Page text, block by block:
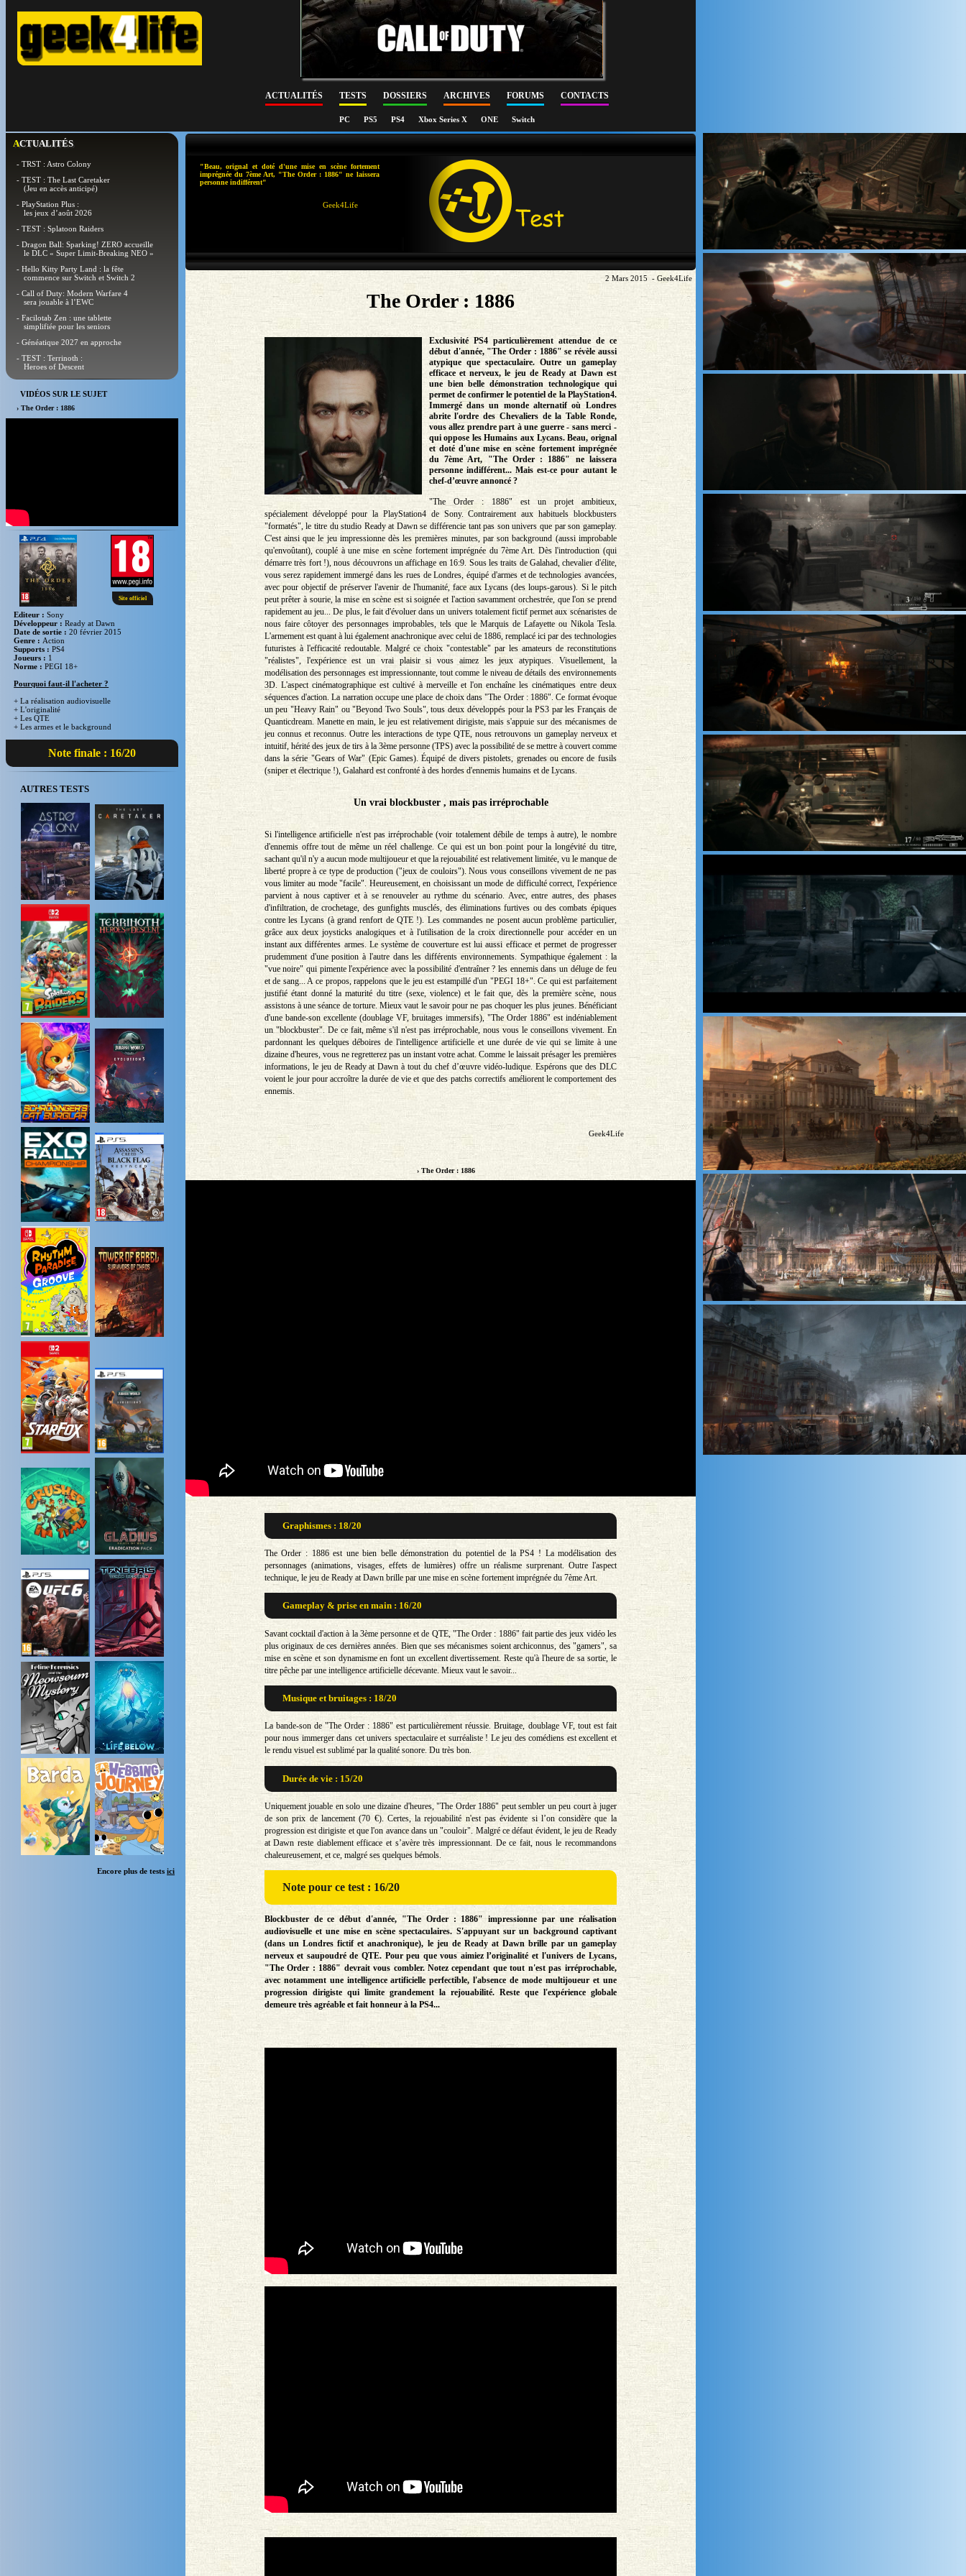
ACTUALITÉS TESTS DOSSIERS ARCHIVES FORUMS CONTACTS
PC PS5 PS4 Xbox Series X ONE Switch
ACTUALITÉS
- TRST : Astro Colony
- TEST : The Last Caretaker
(Jeu en accès anticipé)
- PlayStation Plus :
les jeux d’août 2026
- TEST : Splatoon Raiders
- Dragon Ball: Sparking! ZERO accueille
le DLC « Super Limit-Breaking NEO »
- Hello Kitty Party Land : la fête
commence sur Switch et Switch 2
- Call of Duty: Modern Warfare 4
sera jouable à l’EWC
- Facilotab Zen : une tablette
simplifiée pour les seniors
- Généatique 2027 en approche
- TEST : Terrinoth :
Heroes of Descent
VIDÉOS SUR LE SUJET
› The Order : 1886
Site officiel
Editeur :Sony
Développeur :Ready at Dawn
Date de sortie :20 février 2015
Genre : Action
Supports :PS4
Joueurs : 1
Norme :PEGI 18+
Pourquoi faut-il l'acheter ?
+ La réalisation audiovisuelle
+ L'originalité
+ Les QTE
+ Les armes et le background
Note finale : 16/20
AUTRES TESTS
Encore plus de tests ici
"Beau, orignal et doté d'une mise en scène fortement
imprégnée du 7ème Art, "The Order : 1886" ne laissera
personne indifférent"
Geek4Life
2 Mars 2015 - Geek4Life
The Order : 1886
Exclusivité PS4 particulièrement attendue de ce
début d'année, "The Order : 1886" se révèle aussi
atypique que spectaculaire. Outre un gameplay
efficace et nerveux, le jeu de Ready at Dawn est
une bien belle démonstration technologique qui
permet de confirmer le potentiel de la PlayStation4.
Immergé dans un monde alternatif où Londres
abrite l'ordre des Chevaliers de la Table Ronde,
vous allez prendre part à une guerre - sans merci -
qui oppose les Humains aux Lycans. Beau, orignal
et doté d'une mise en scène fortement imprégnée
du 7ème Art, "The Order : 1886" ne laissera
personne indifférent... Mais est-ce pour autant le
chef-d’œuvre annoncé ?
"The Order : 1886" est un projet ambitieux,
spécialement développé pour la PlayStation4 de Sony. Contrairement aux habituels blockbusters
"formatés", le titre du studio Ready at Dawn se différencie tant pas son univers que par son gameplay.
C'est ainsi que le jeu impressionne dès les premières minutes, par son background (aussi improbable
qu'envoûtant), couplé à une mise en scène fortement imprégnée du 7ème Art. Dès l'introduction (qui
démarre très fort !), nous découvrons un affichage en 16:9. Sous les traits de Galahad, chevalier d'élite,
vous serez rapidement immergé dans les rues de Londres, équipé d'armes et de technologies avancées,
avec pour objectif de préserver l'avenir de l'humanité, face aux Lycans (des loups-garous). Si le pitch
peut prêter à sourie, la mise en scène est si soignée et l'action savamment orchestrée, que l'on se prend
rapidement au jeu... De plus, le fait d'évoluer dans un univers totalement fictif permet aux scénaristes de
nous faire côtoyer des personnages improbables, tels que le Marquis de Lafayette ou Nikola Tesla.
L'armement est quant à lui également anachronique avec celui de 1886, remplacé ici par des technologies
futuristes à l'efficacité redoutable. Malgré ce choix "contestable" par les amateurs de reconstitutions
"réalistes", l'expérience est un vrai plaisir si vous aimez les jeux atypiques. Visuellement, la
modélisation des personnages est impressionnante, tout comme le niveau de détails des environnements
3D. L'aspect cinématographique est cultivé à merveille et l'on enchaîne les cinématiques entre deux
séquences d'action. La narration occupe une place de choix dans "The Order : 1886". Ce format évoque
un peu "Heavy Rain" ou "Beyond Two Souls", tous deux développés pour la PS3 par les Français de
Quanticdream. Manette en main, le jeu est relativement dirigiste, mais s'appuie sur des mécanismes de
jeu connus et reconnus. Outre les interactions de type QTE, nous retrouvons un gameplay nerveux et
intuitif, hérité des jeux de tirs à la 3ème personne (TPS) avec la possibilité de se mettre à couvert comme
dans la série "Gears of War" (Epic Games). Équipé de divers pistolets, grenades ou encore de fusils
(sniper et électrique !), Galahard est confronté à des hordes d'ennemis humains et de Lycans.
Un vrai blockbuster , mais pas irréprochable
Si l'intelligence artificielle n'est pas irréprochable (voir totalement débile de temps à autre), le nombre
d'ennemis offre tout de même un réel challenge. Ce qui est un bon point pour la longévité du titre,
sachant qu'il n'y a aucun mode multijoueur et que la rejouabilité est relativement limitée, vu le manque de
liberté propre à ce type de production ("jeux de couloirs"). Nous vous conseillons vivement de ne pas
vous limiter au mode "facile". Heureusement, en choisissant un mode de difficulté correct, l'expérience
parvient à nous captiver et à se renouveler au rythme du scénario. Avec, entre autres, des phases
d'infiltration, de crochetage, des gunfights musclés, des éliminations furtives ou des combats épiques
contre les Lycans (à grand renfort de QTE !). Les commandes ne posent aucun problème particulier,
grâce aux deux joysticks analogiques et à l'utilisation de la croix directionnelle pour accéder en un
instant aux différentes armes. Le système de couverture est lui aussi efficace et permet de progresser
prudemment d'une position à l'autre dans les différents environnements. Sympathique également : la
"vue noire" qui pimente l'expérience avec la possibilité d'entraîner ? les ennemis dans un déluge de feu
et de sang... A ce propos, rappelons que le jeu est estampillé d'un "PEGI 18+". Ce qui est parfaitement
justifié étant donné la maturité du titre (sexe, violence) et le fait que, dès la première scène, nous
assistons à une séance de torture. Mieux vaut le savoir pour ne pas choquer les plus jeunes. Bénéficiant
d'une bande-son excellente (doublage VF, bruitages immersifs), "The Order 1886" est indéniablement
un "blockbuster". De ce fait, même s'il n'est pas irréprochable, nous vous le conseillons vivement. En
pardonnant les quelques déboires de l'intelligence artificielle et une durée de vie qui se limite à une
dizaine d'heures, vous ne regretterez pas un instant votre achat. Comme le laissait présager les premières
informations, le jeu de Ready at Dawn à tout du chef d’œuvre vidéo-ludique. Espérons que des DLC
voient le jour pour accroître la durée de vie et que des patchs correctifs améliorent le comportement des
ennemis.
Geek4Life
› The Order : 1886
Graphismes : 18/20
The Order : 1886 est une bien belle démonstration du potentiel de la PS4 ! La modélisation des
personnages (animations, visages, effets de lumières) offre un réalisme surprenant. Outre l'aspect
technique, le jeu de Ready at Dawn brille par une mise en scène fortement imprégnée du 7ème Art.
Gameplay & prise en main : 16/20
Savant cocktail d'action à la 3ème personne et de QTE, "The Order : 1886" fait partie des jeux vidéo les
plus originaux de ces dernières années. Bien que ses mécanismes soient archiconnus, des "gamers", sa
mise en scène et son dynamisme en font un excellent divertissement. Reste qu'à l'heure de sa sortie, le
titre pêche par une intelligence artificielle décevante. Mieux vaut le savoir...
Musique et bruitages : 18/20
La bande-son de "The Order : 1886" est particulièrement réussie. Bruitage, doublage VF, tout est fait
pour nous immerger dans cet univers spectaculaire et surréaliste ! Le jeu des comédiens est excellent et
le rendu visuel est sublimé par la qualité sonore. Du très bon.
Durée de vie : 15/20
Uniquement jouable en solo une dizaine d'heures, "The Order 1886" peut sembler un peu court à juger
de son prix de lancement (70 €). Certes, la rejouabilité n'est pas évidente si l’on considère que la
progression est dirigiste et que l'on avance dans un "couloir". Malgré ce défaut évident, le jeu de Ready
at Dawn reste diablement efficace et s’avère très impressionnant. De ce fait, nous le recommandons
chaleureusement, et ce, malgré ses quelques bémols.
Note pour ce test : 16/20
Blockbuster de ce début d'année, "The Order : 1886" impressionne par une réalisation
audiovisuelle et une mise en scène spectaculaires. S'appuyant sur un background captivant
(dans un Londres fictif et anachronique), le jeu de Ready at Dawn brille par un gameplay
nerveux et saupoudré de QTE. Pour peu que vous aimiez l’originalité et l'univers de Lycans,
"The Order : 1886" devrait vous combler. Notez cependant que tout n'est pas irréprochable,
avec notamment une intelligence artificielle perfectible, l'absence de mode multijoueur et une
progression dirigiste qui limite grandement la rejouabilité. Reste que l'expérience globale
demeure très agréable et fait honneur à la PS4...